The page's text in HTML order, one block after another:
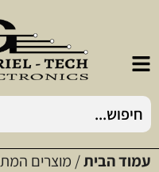
עמוד הבית/ מוצרים